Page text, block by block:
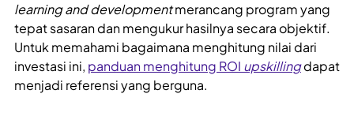
learning and developmentmerancang program yang
tepat sasaran dan mengukur hasilnya secara objektif.
Untuk memahami bagaimana menghitung nilai dari
investasi ini, panduan menghitung ROI upskillingdapat
menjadi referensi yang berguna.